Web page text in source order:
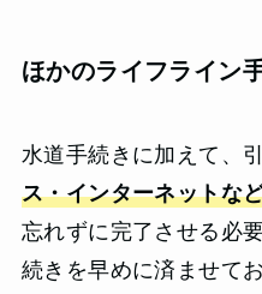
ほかのライフライン
水道手続きに加えて、
ス・インターネットな
忘れずに完了させる必
続きを早めに済ませて